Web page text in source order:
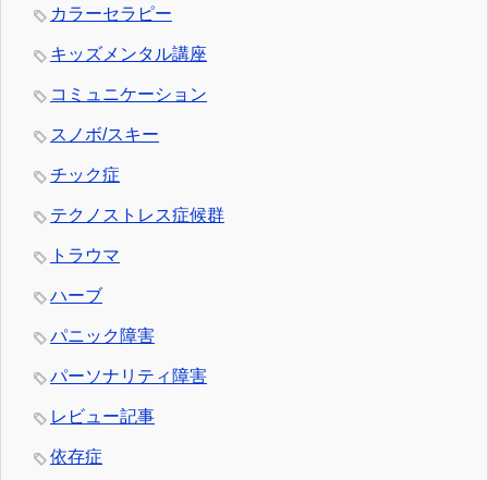
カラーセラピー
キッズメンタル講座
コミュニケーション
スノボ/スキー
チック症
テクノストレス症候群
トラウマ
ハーブ
パニック障害
パーソナリティ障害
レビュー記事
依存症